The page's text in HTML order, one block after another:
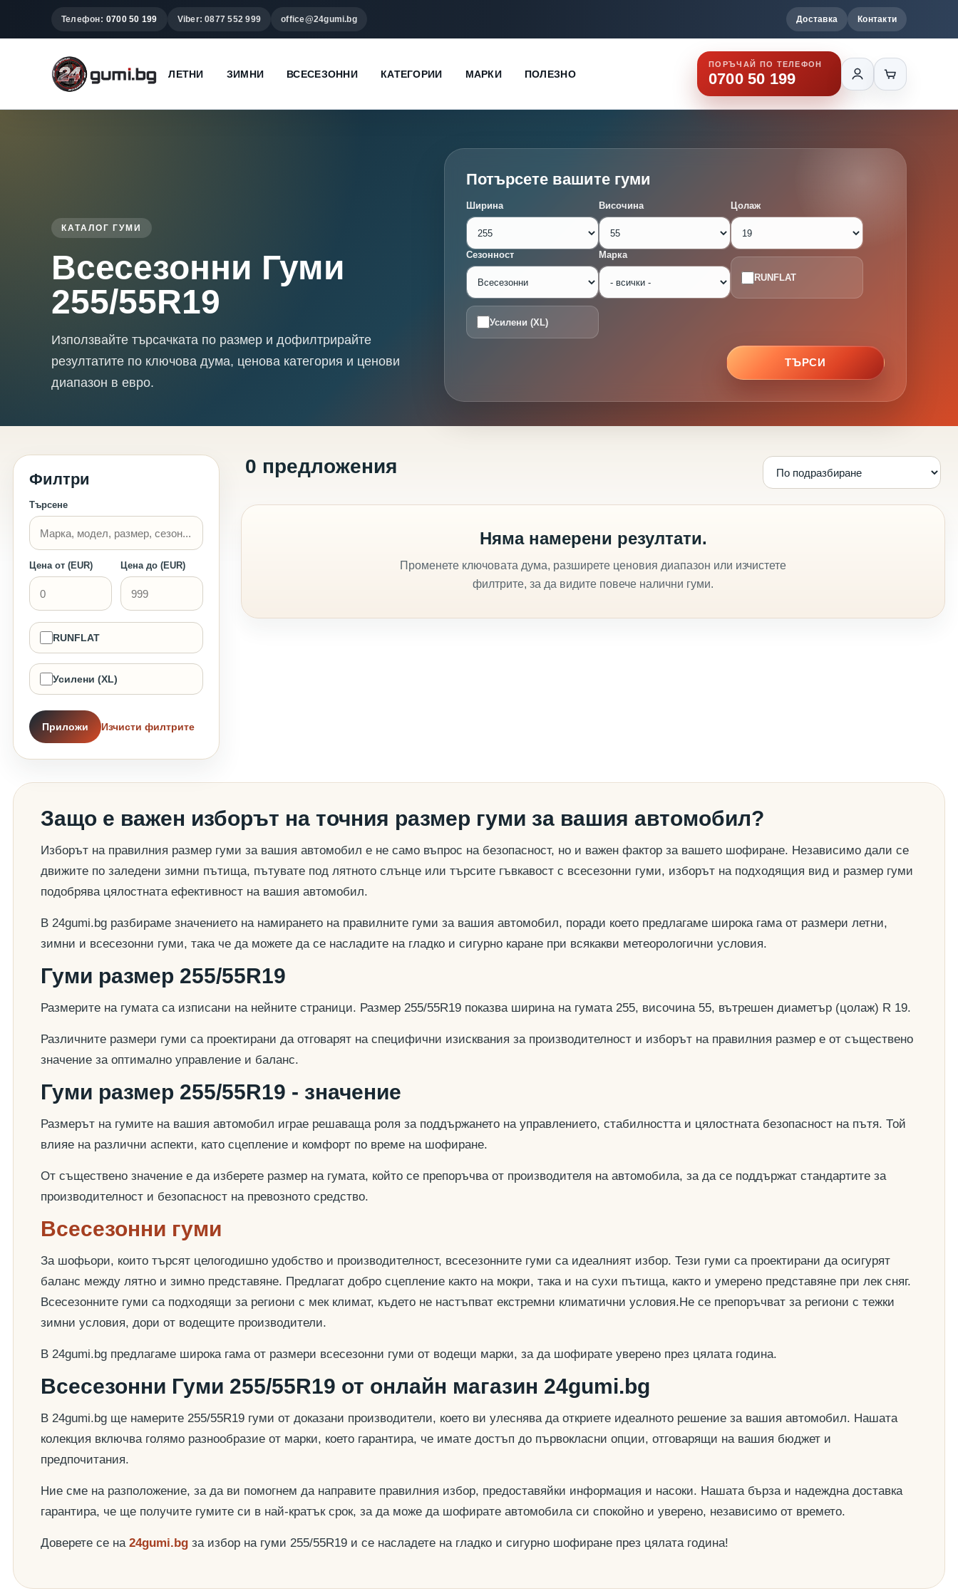
Телефон: 0700 50 199 Viber: 0877 552 999 office@24gumi.bg Доставка Контакти
ЛЕТНИ ЗИМНИ ВСЕСЕЗОННИ КАТЕГОРИИ МАРКИ ПОЛЕЗНО
ПОРЪЧАЙ ПО ТЕЛЕФОН
0700 50 199
КАТАЛОГ ГУМИ
Всесезонни Гуми
255/55R19
Използвайте търсачката по размер и дофилтрирайте
резултатите по ключова дума, ценова категория и ценови
диапазон в евро.
Потърсете вашите гуми
Ширина Височина Цолаж
Сезонност Марка
RUNFLAT
Усилени (XL)
ТЪРСИ
Филтри
Търсене
Цена от (EUR) Цена до (EUR)
RUNFLAT
Усилени (XL)
Приложи Изчисти филтрите
0 предложения
Няма намерени резултати.
Променете ключовата дума, разширете ценовия диапазон или изчистете
филтрите, за да видите повече налични гуми.
Защо е важен изборът на точния размер гуми за вашия автомобил?
Изборът на правилния размер гуми за вашия автомобил е не само въпрос на безопасност, но и важен фактор за вашето шофиране. Независимо дали се
движите по заледени зимни пътища, пътувате под лятното слънце или търсите гъвкавост с всесезонни гуми, изборът на подходящия вид и размер гуми
подобрява цялостната ефективност на вашия автомобил.
В 24gumi.bg разбираме значението на намирането на правилните гуми за вашия автомобил, поради което предлагаме широка гама от размери летни,
зимни и всесезонни гуми, така че да можете да се насладите на гладко и сигурно каране при всякакви метеорологични условия.
Гуми размер 255/55R19
Размерите на гумата са изписани на нейните страници. Размер 255/55R19 показва ширина на гумата 255, височина 55, вътрешен диаметър (цолаж) R 19.
Различните размери гуми са проектирани да отговарят на специфични изисквания за производителност и изборът на правилния размер е от съществено
значение за оптимално управление и баланс.
Гуми размер 255/55R19 - значение
Размерът на гумите на вашия автомобил играе решаваща роля за поддържането на управлението, стабилността и цялостната безопасност на пътя. Той
влияе на различни аспекти, като сцепление и комфорт по време на шофиране.
От съществено значение е да изберете размер на гумата, който се препоръчва от производителя на автомобила, за да се поддържат стандартите за
производителност и безопасност на превозното средство.
Всесезонни гуми
За шофьори, които търсят целогодишно удобство и производителност, всесезонните гуми са идеалният избор. Тези гуми са проектирани да осигурят
баланс между лятно и зимно представяне. Предлагат добро сцепление както на мокри, така и на сухи пътища, както и умерено представяне при лек сняг.
Всесезонните гуми са подходящи за региони с мек климат, където не настъпват екстремни климатични условия.Не се препоръчват за региони с тежки
зимни условия, дори от водещите производители.
В 24gumi.bg предлагаме широка гама от размери всесезонни гуми от водещи марки, за да шофирате уверено през цялата година.
Всесезонни Гуми 255/55R19 от онлайн магазин 24gumi.bg
В 24gumi.bg ще намерите 255/55R19 гуми от доказани производители, което ви улеснява да откриете идеалното решение за вашия автомобил. Нашата
колекция включва голямо разнообразие от марки, което гарантира, че имате достъп до първокласни опции, отговарящи на вашия бюджет и
предпочитания.
Ние сме на разположение, за да ви помогнем да направите правилния избор, предоставяйки информация и насоки. Нашата бърза и надеждна доставка
гарантира, че ще получите гумите си в най-кратък срок, за да може да шофирате автомобила си спокойно и уверено, независимо от времето.
Доверете се на 24gumi.bg за избор на гуми 255/55R19 и се насладете на гладко и сигурно шофиране през цялата година!